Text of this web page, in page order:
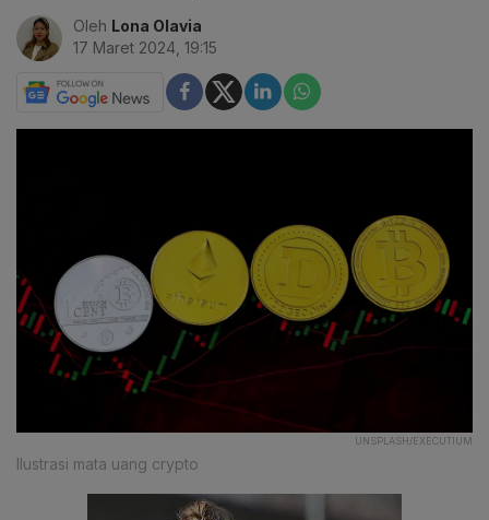
Oleh Lona Olavia
17 Maret 2024, 19:15
UNSPLASH/EXECUTIUM
Ilustrasi mata uang crypto